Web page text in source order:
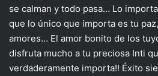
se calman y todo pasa… Lo
que lo único que importa es tu
amores… El amor bonito de los
disfruta mucho a tu preciosa Inti
verdaderamente importa!! Éxito